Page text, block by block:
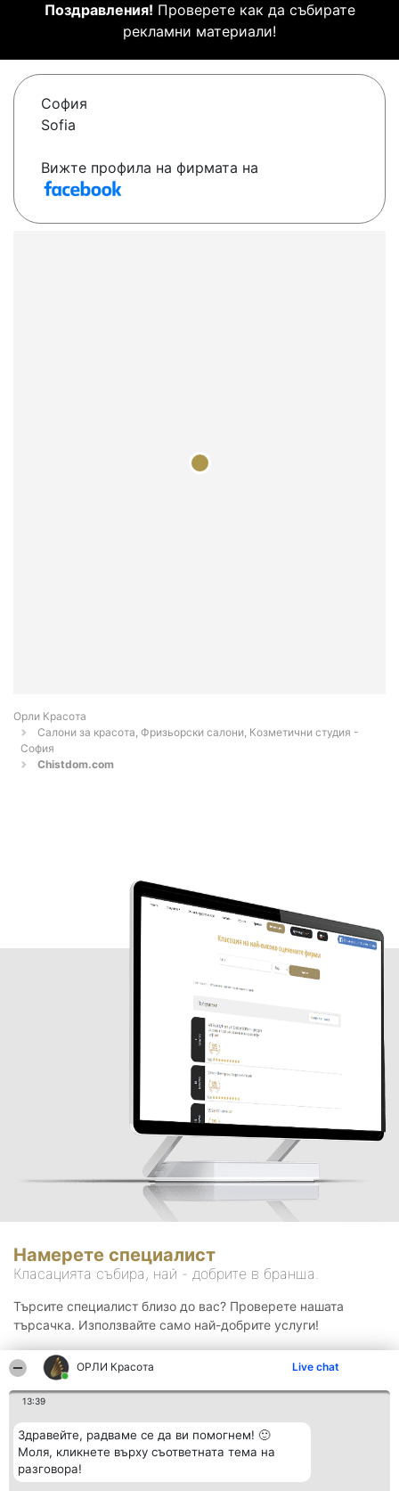
ОРЛИ Красота Live chat
13:39
Здравейте, радваме се да ви помогнем! 🙂
Моля, кликнете върху съответната тема на
разговора!
Поздравления! Проверете как да събирате
рекламни материали!
София
Sofia
Вижте профила на фирмата на
Орли Красота
Салони за красота, Фризьорски салони, Козметични студия -
София
Chistdom.com
Намерете специалист
Класацията събира, най - добрите в бранша.
Търсите специалист близо до вас? Проверете нашата
търсачка. Използвайте само най-добрите услуги!